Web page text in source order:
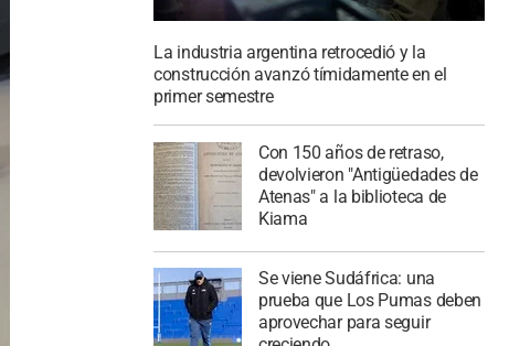
La industria argentina retrocedió y la
construcción avanzó tímidamente en el
primer semestre
Con 150 años de retraso,
devolvieron "Antigüedades de
Atenas" a la biblioteca de
Kiama
Se viene Sudáfrica: una
prueba que Los Pumas deben
aprovechar para seguir